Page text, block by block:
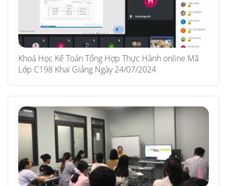
Khoá Học Kế Toán Tổng Hợp Thực Hành online Mã
Lớp C198 Khai Giảng Ngày 24/07/2024